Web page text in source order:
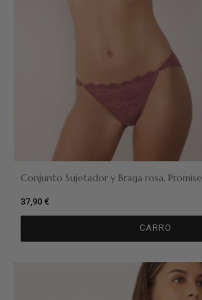
Conjunto Sujetador y Braga rosa, Promise
37,90 €
CARRO